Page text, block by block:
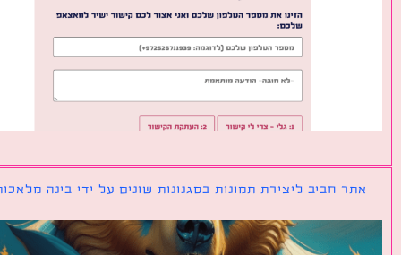
חביב ליצירת תמונות בסגנונות שונים על ידי בינה מלאכותית